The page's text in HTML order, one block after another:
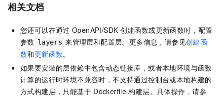
相关文档
您还可以在通过 OpenAPI/SDK 创建函数或更新函数时，配置
参数 layers 来管理层和配置层。更多信息，请参见创建函
数和更新函数。
如果要安装的层依赖中包含动态链接库，或者本地环境与函数
计算的运行时环境不兼容时，不支持通过控制台或本地构建的
方式构建层，只能基于 Dockerfile 构建层。具体操作，请参